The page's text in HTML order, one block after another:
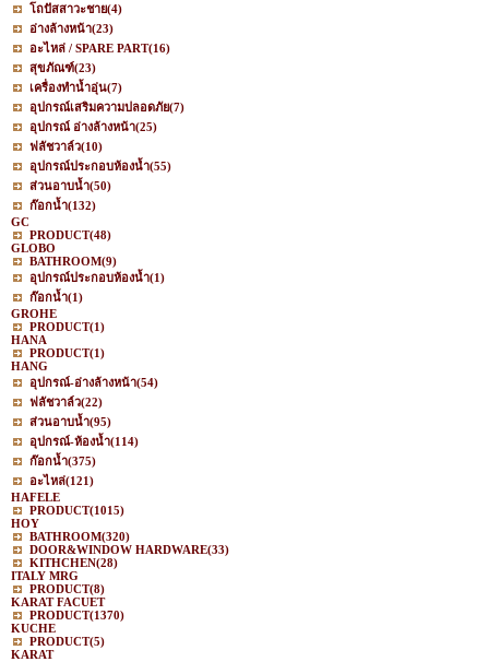
โถปัสสาวะชาย(4)
อ่างล้างหน้า(23)
อะไหล่ / SPARE PART(16)
สุขภัณฑ์(23)
เครื่องทำน้ำอุ่น(7)
อุปกรณ์เสริมความปลอดภัย(7)
อุปกรณ์ อ่างล้างหน้า(25)
ฟลัชวาล์ว(10)
อุปกรณ์ประกอบห้องน้ำ(55)
ส่วนอาบน้ำ(50)
ก๊อกน้ำ(132)
GC
PRODUCT(48)
GLOBO
BATHROOM(9)
อุปกรณ์ประกอบห้องน้ำ(1)
ก๊อกน้ำ(1)
GROHE
PRODUCT(1)
HANA
PRODUCT(1)
HANG
อุปกรณ์-อ่างล้างหน้า(54)
ฟลัชวาล์ว(22)
ส่วนอาบน้ำ(95)
อุปกรณ์-ห้องน้ำ(114)
ก๊อกน้ำ(375)
อะไหล่(121)
HAFELE
PRODUCT(1015)
HOY
BATHROOM(320)
DOOR&WINDOW HARDWARE(33)
KITHCHEN(28)
ITALY MRG
PRODUCT(8)
KARAT FACUET
PRODUCT(1370)
KUCHE
PRODUCT(5)
KARAT